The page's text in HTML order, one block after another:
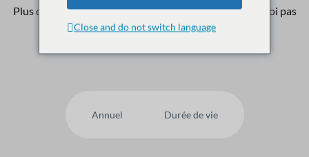
Plus de 50,000Les clients nous font confiance, pourquoi pas
vous ?
Annuel Durée de vie
Close and do not switch language